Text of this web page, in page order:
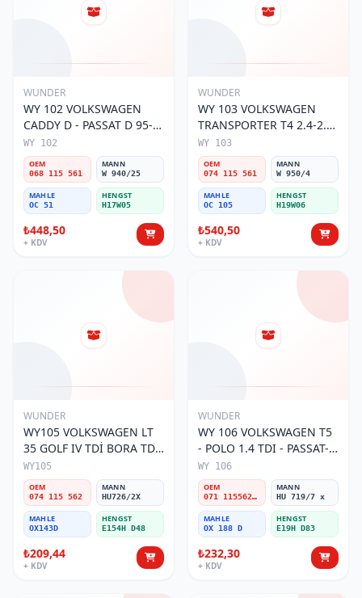
WUNDER
WY 102 VOLKSWAGEN
CADDY D - PASSAT D 95-
01 068 115 561 Yağ
Filtresi
WY 102
OEM
068 115 561
MANN
W 940/25
MAHLE
OC 51
HENGST
H17W05
₺448,50
+ KDV
WUNDER
WY 103 VOLKSWAGEN
TRANSPORTER T4 2.4-2.5
MOTOR 074 115 561 Yağ
Filtresi
WY 103
OEM
074 115 561
MANN
W 950/4
MAHLE
OC 105
HENGST
H19W06
₺540,50
+ KDV
WUNDER
WY105 VOLKSWAGEN LT
35 GOLF IV TDİ BORA TDİ
074 115 562 Yağ Filtresi
WY105
OEM
074 115 562
MANN
HU726/2X
MAHLE
OX143D
HENGST
E154H D48
₺209,44
+ KDV
WUNDER
WY 106 VOLKSWAGEN T5
- POLO 1.4 TDI - PASSAT-
JETTA 03-11 071 115562 A
Yağ Filtresi
WY 106
OEM
071 115562 A
MANN
HU 719/7 x
MAHLE
OX 188 D
HENGST
E19H D83
₺232,30
+ KDV